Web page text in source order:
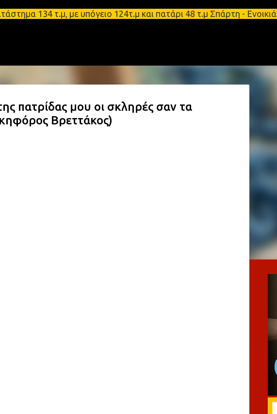
Μετάβαση στο κύριο περιεχόμενο
τ.μ, με υπόγειο 124τ.μ και πατάρι 48 τ.μ Σπάρτη -
πατρίδας μου οι σκληρές σαν τα
Βρεττάκος)